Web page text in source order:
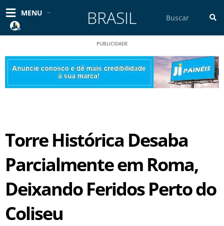
para
conteúdo
MENU BRASIL
PUBLICIDADE
Torre Histórica Desaba
Parcialmente em Roma,
Deixando Feridos Perto do
Coliseu